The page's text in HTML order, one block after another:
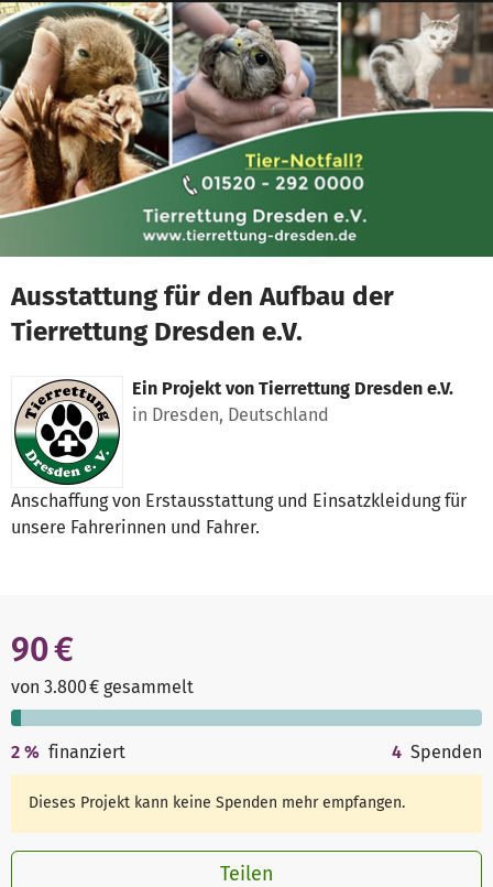
Zum Hauptinhalt springen
Erklärung zur Barrierefreiheit anzeigen
Ausstattung für den Aufbau der
Tierrettung Dresden e.V.
Ein Projekt von Tierrettung Dresden e.V.
in Dresden, Deutschland
Anschaffung von Erstausstattung und Einsatzkleidung für
unsere Fahrerinnen und Fahrer.
90 €
von 3.800 € gesammelt
2 % finanziert 4 Spenden
Dieses Projekt kann keine Spenden mehr empfangen.
Teilen